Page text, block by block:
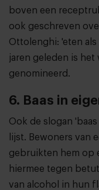
boven een
ook geschreven
Ottolenghi: 'eten
jaren geleden is
genomineerd.
6. Baas in
Ook de slogan
lijst. Bewoners van
gebruikten hem op
hiermee tegen
van alcohol in hun